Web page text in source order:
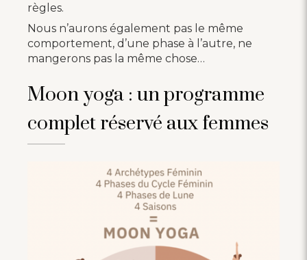
règles.
Nous n’aurons également pas le même
comportement, d’une phase à l’autre, ne
mangerons pas la même chose…
Moon yoga : un programme
complet réservé aux femmes